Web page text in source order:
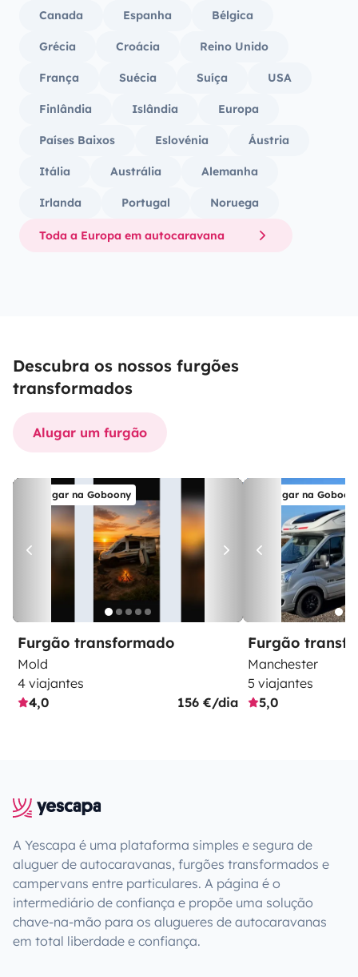
Canada Espanha Bélgica
Grécia Croácia Reino Unido
França Suécia Suíça USA
Finlândia Islândia Europa
Países Baixos Eslovénia Áustria
Itália Austrália Alemanha
Irlanda Portugal Noruega
Toda a Europa em autocaravana
Descubra os nossos furgões
transformados
Alugar um furgão
Alugar na Goboony
Furgão transformado
Mold
4 viajantes
4,0
156 €/dia
Alugar na
Furgão
Manchester
5 viajantes
5,0
A Yescapa é uma plataforma simples e segura de
aluguer de autocaravanas, furgões transformados e
campervans entre particulares. A página é o
intermediário de confiança e propõe uma solução
chave-na-mão para os alugueres de autocaravanas
em total liberdade e confiança.